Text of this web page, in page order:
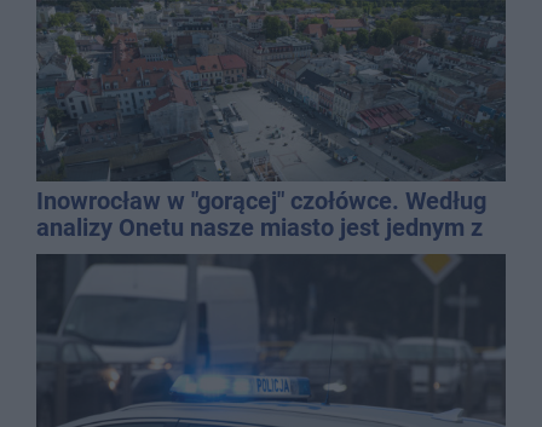
Inowrocław w "gorącej" czołówce. Według
analizy Onetu nasze miasto jest jednym z
najbardziej narażonych na upały